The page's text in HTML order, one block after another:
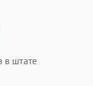
в штате